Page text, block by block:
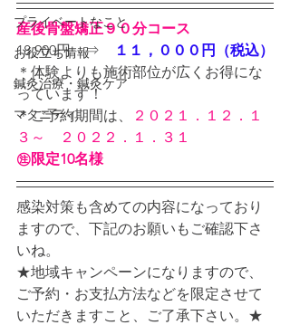
プライベートなこと
お役立ち情報
鍼灸治療・鍼灸ケア
マタニティ
産後骨盤矯正９０分コース
18,900円　⇒ １１，０００円（税込）
＊体験よりも施術部位が広くお得にな
っています！
＊ご予約期間は、
２０２１．１２．１
３～　２０２２．１．３１
㊟限定10名様
感染対策も含めての内容になっており
ますので、下記のお願いもご確認下さ
いね。
★地域キャンペーンになりますので、
ご予約・お支払方法などを限定させて
いただきますこと、ご了承下さい。★